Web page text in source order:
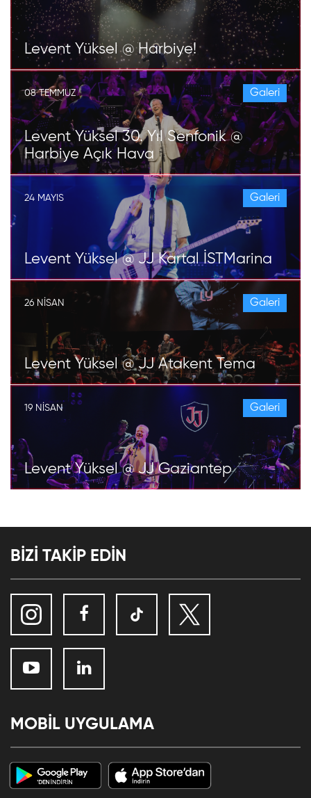
Levent Yüksel @ Harbiye!
08 TEMMUZ Galeri
Levent Yüksel 30. Yıl Senfonik @
Harbiye Açık Hava
24 MAYIS Galeri
Levent Yüksel @ JJ Kartal İSTMarina
26 NISAN Galeri
Levent Yüksel @ JJ Atakent Tema
19 NISAN Galeri
Levent Yüksel @ JJ Gaziantep
BİZİ TAKİP EDİN
MOBİL UYGULAMA